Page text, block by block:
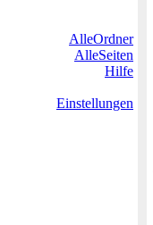
AlleOrdner
AlleSeiten
Hilfe
Einstellungen